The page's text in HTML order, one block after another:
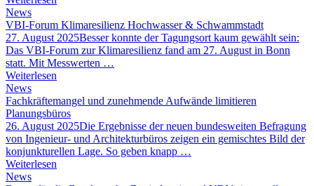
News
VBI-Forum Klimaresilienz Hochwasser & Schwammstadt
27. August 2025Besser konnte der Tagungsort kaum gewählt sein:
Das VBI-Forum zur Klimaresilienz fand am 27. August in Bonn
statt. Mit Messwerten …
Weiterlesen
News
Fachkräftemangel und zunehmende Aufwände limitieren
Planungsbüros
26. August 2025Die Ergebnisse der neuen bundesweiten Befragung
von Ingenieur- und Architekturbüros zeigen ein gemischtes Bild der
konjunkturellen Lage. So geben knapp …
Weiterlesen
News